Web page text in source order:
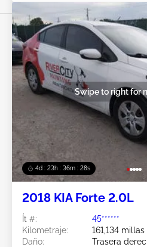
4d : 23h : 36m : 25s
Swipe to right for
2018 KIA Forte 2.0L
Ít #:
45******
Kilometraje:
161,134 millas
Daño:
Trasera